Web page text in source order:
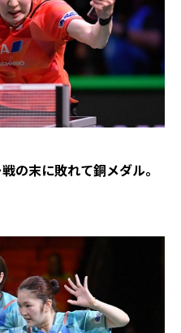
の末に敗れて銅メダル。